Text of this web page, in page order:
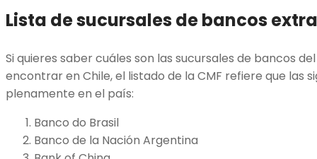
Lista de sucursales de bancos
Si quieres saber cuáles son las sucursales de bancos
encontrar en Chile, el listado de la CMF refiere que las
plenamente en el país:
Banco do Brasil
Banco de la Nación Argentina